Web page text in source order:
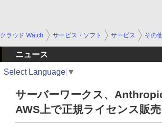
クラウド Watch サービス・ソフト サービス その
ニュース
Select Language ▼
サーバーワークス、
AWS上で正規ライセンス販売